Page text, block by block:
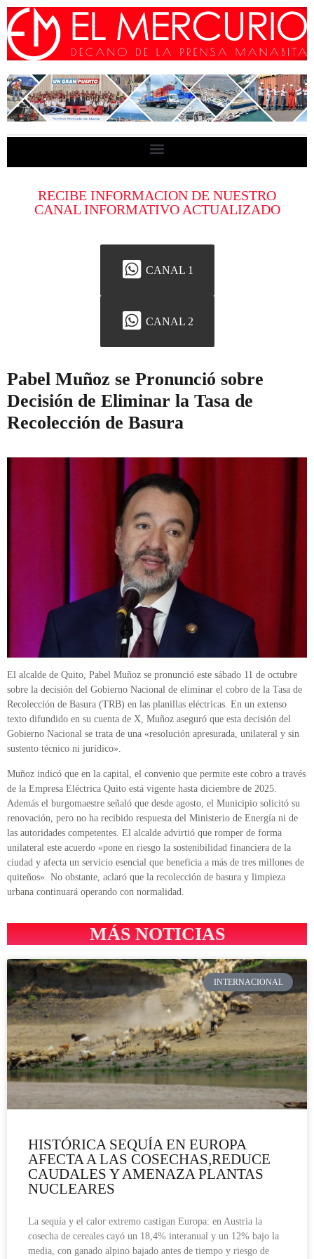
RECIBE INFORMACION DE NUESTRO
CANAL INFORMATIVO ACTUALIZADO
CANAL 1
CANAL 2
Pabel Muñoz se Pronunció sobre
Decisión de Eliminar la Tasa de
Recolección de Basura
El alcalde de Quito, Pabel Muñoz se pronunció este sábado 11 de octubre
sobre la decisión del Gobierno Nacional de eliminar el cobro de la Tasa de
Recolección de Basura (TRB) en las planillas eléctricas. En un extenso
texto difundido en su cuenta de X, Muñoz aseguró que esta decisión del
Gobierno Nacional se trata de una «resolución apresurada, unilateral y sin
sustento técnico ni jurídico».
Muñoz indicó que en la capital, el convenio que permite este cobro a través
de la Empresa Eléctrica Quito está vigente hasta diciembre de 2025.
Además el burgomaestre señaló que desde agosto, el Municipio solicitó su
renovación, pero no ha recibido respuesta del Ministerio de Energía ni de
las autoridades competentes. El alcalde advirtió que romper de forma
unilateral este acuerdo «pone en riesgo la sostenibilidad financiera de la
ciudad y afecta un servicio esencial que beneficia a más de tres millones de
quiteños». No obstante, aclaró que la recolección de basura y limpieza
urbana continuará operando con normalidad.
MÁS NOTICIAS
INTERNACIONAL
HISTÓRICA SEQUÍA EN EUROPA
AFECTA A LAS COSECHAS,REDUCE
CAUDALES Y AMENAZA PLANTAS
NUCLEARES
La sequía y el calor extremo castigan Europa: en Austria la
cosecha de cereales cayó un 18,4% interanual y un 12% bajo la
media, con ganado alpino bajado antes de tiempo y riesgo de